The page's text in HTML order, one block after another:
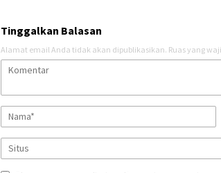
Tinggalkan Balasan
Alamat email Anda tidak akan dipublikasikan. Ruas yang